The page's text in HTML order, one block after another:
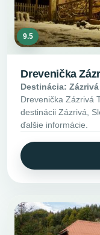
9.5
Drevenička
Destinácia: Zázrivá
Drevenička Zázrivá
destinácii Zázrivá,
ďalšie informácie.